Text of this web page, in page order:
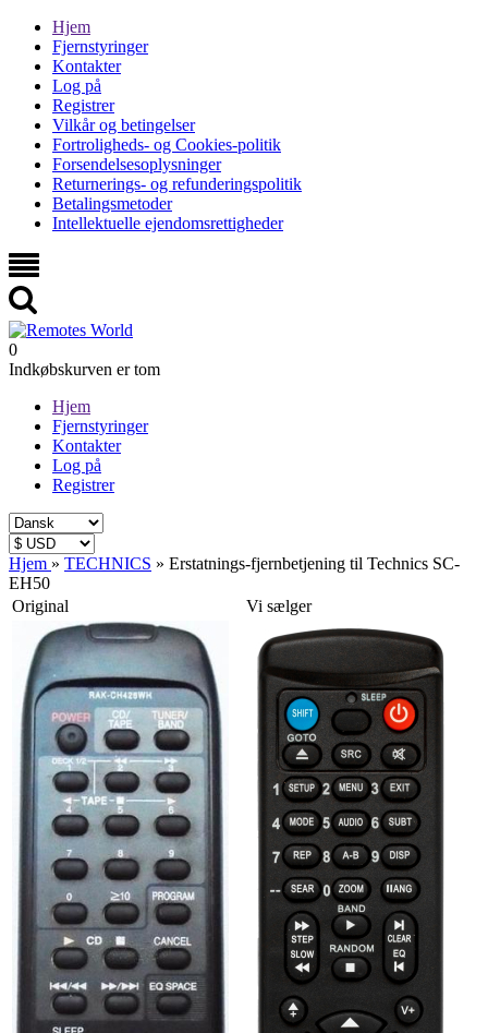
Hjem
Fjernstyringer
Kontakter
Log på
Registrer
Vilkår og betingelser
Fortroligheds- og Cookies-politik
Forsendelsesoplysninger
Returnerings- og refunderingspolitik
Betalingsmetoder
Intellektuelle ejendomsrettigheder
0
Indkøbskurven er tom
Hjem
Fjernstyringer
Kontakter
Log på
Registrer
Hjem » TECHNICS » Erstatnings-fjernbetjening til Technics SC-
EH50
Original
Vi sælger